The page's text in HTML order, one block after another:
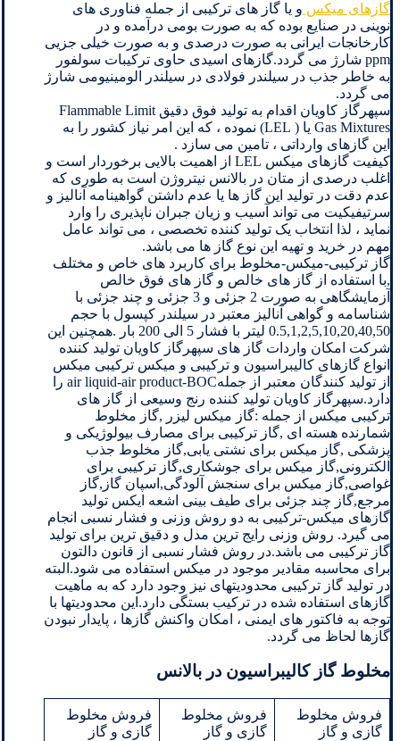
گازهای میکس و یا گاز های ترکیبی از جمله فناوری های
نوینی در صنایع بوده که به صورت بومی درآمده و در
کارخانجات ایرانی به صورت درصدی و به صورت خیلی جزیی
ppm شارژ می گردد.گازهای اسیدی حاوی ترکیبات سولفور
به خاطر جذب در سیلندر فولادی در سیلندر الومینیومی شارژ
می گردد.
سپهرگاز کاویان اقدام به تولید فوق دقیق Flammable Limit
Gas Mixtures یا ( LEL) نموده ، که این امر نیاز کشور را به
این گازهای وارداتی ، تامین می سازد .
کیفیت گازهای میکس LEL از اهمیت بالایی برخوردار است و
اغلب درصدی از متان در بالانس نیتروژن است به طوری که
عدم دقت در تولید این گاز ها یا عدم داشتن گواهینامه آنالیز و
سرتیفیکیت می تواند آسیب و زیان جبران ناپذیری را وارد
نماید ، لذا انتخاب یک تولید کننده تخصصی ، می تواند عامل
مهم در خرید و تهیه این نوع گاز ها می باشد.
گاز ترکیبی-میکس-مخلوط برای کاربرد های خاص و مختلف
,با استفاده از گاز های خالص و گاز های فوق خالص
آزمایشگاهی به صورت 2 جزئی و 3 جزئی و چند جزئی با
شناسامه و گواهی آنالیز معتبر در سیلندر کپسول با حجم
0.5,1,2,5,10,20,40,50 لیتر با فشار 5 الی 200 بار .همچنین این
شرکت امکان واردات گاز های سپهرگاز کاویان تولید کننده
انواع گازهای کالیبراسیون و ترکیبی و میکس ترکیبی میکس
از تولید کنندگان معتبر از جملهair liquid-air product-BOC را
دارد.سپهرگاز کاویان تولید کننده رنج وسیعی از گاز های
ترکیبی میکس از جمله :گاز میکس لیزر ,گاز مخلوط
شمارنده هسته ای ,گاز ترکیبی برای مصارف بیولوژیکی و
پزشکی ,گاز میکس برای نشتی یابی,گاز مخلوط جذب
الکترونی,گاز میکس برای جوشکاری,گاز ترکیبی برای
غواصی,گاز میکس برای سنجش آلودگی,اسپان گاز,گاز
مرجع,گاز چند جزئی برای طیف بینی اشعه ایکس تولید
گازهای میکس-ترکیبی به دو روش وزنی و فشار نسبی انجام
می گیرد. روش وزنی رایج ترین مدل و دقیق ترین برای تولید
گاز ترکیبی می باشد.در روش فشار نسبی از قانون دالتون
برای محاسبه مقادیر موجود در میکس استفاده می شود.البته
در تولید گاز ترکیبی محدودیتهای نیز وجود دارد که به ماهیت
گازهای استفاده شده در ترکیب بستگی دارد.این محدودیتها با
توجه به فاکتور های ایمنی ، امکان واکنش گازها ، پایدار نبودن
گازها لحاظ می گردد.
مخلوط گاز کالیبراسیون در بالانس
فروش مخلوط
گازی و گاز
فروش مخلوط
گازی و گاز
فروش مخلوط
گازی و گاز